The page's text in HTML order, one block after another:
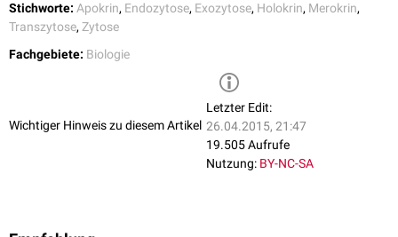
Stichworte: Apokrin, Endozytose, Exozytose, Holokrin, Merokrin,
Transzytose, Zytose
Fachgebiete: Biologie
Wichtiger Hinweis zu diesem Artikel
Letzter Edit:
26.04.2015, 21:47
19.505 Aufrufe
Nutzung: BY-NC-SA